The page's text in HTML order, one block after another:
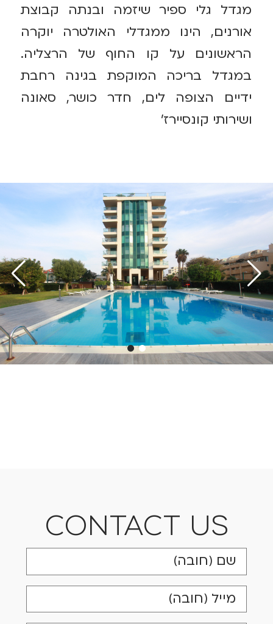
מגדל גלי ספיר שיזמה ובנתה קבוצת
אורנים, הינו ממגדלי האולטרה יוקרה
הראשונים על קו החוף של הרצליה.
במגדל בריכה המוקפת בגינה רחבת
ידיים הצופה לים, חדר כושר, סאונה
ושירותי קונסיירז'
CONTACT US